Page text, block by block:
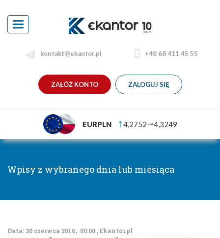
Toggle
navigation
kontakt@ekantor.pl +48 68 411 45 55
ZAŁÓŻ KONTO ZALOGUJ SIĘ
EURPLN 4,2752 4,3249
Wpisy z wybranego dnia lub miesiąca
Data: 30 czerwca 2016, 00:00 , Ekantor.pl